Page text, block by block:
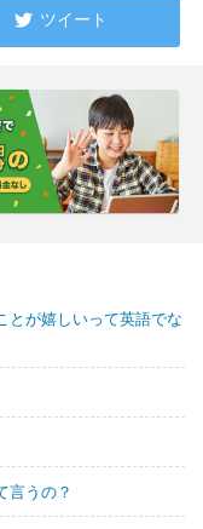
ツイート
とが嬉しいって英語でな
言うの？